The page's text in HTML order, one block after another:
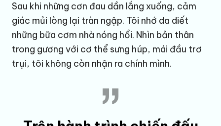
Sau khi những cơn đau dần lắng xuống, cảm
giác mủi lòng lại tràn ngập. Tôi nhớ da diết
những bữa cơm nhà nóng hổi. Nhìn bản thân
trong gương với cơ thể sưng húp, mái đầu trơ
trụi, tôi không còn nhận ra chính mình.